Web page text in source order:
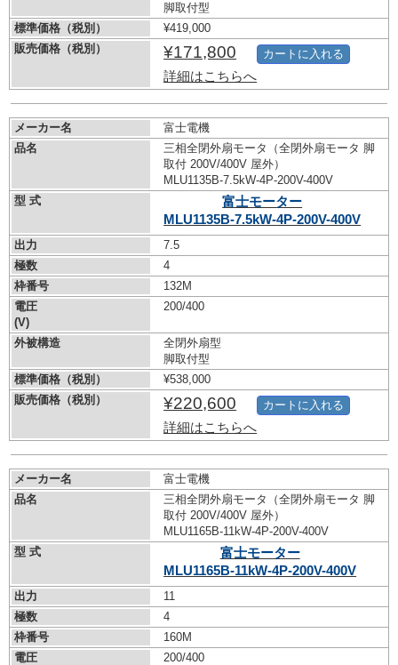
脚取付型
標準価格（税別）
¥419,000
販売価格（税別）
¥171,800
詳細はこちらへ
カートに入れる
メーカー名
富士電機
品名
三相全閉外扇モータ（全閉外扇モータ 脚
取付 200V/400V 屋外）
MLU1135B-7.5kW-4P-200V-400V
型 式
富士モーター
MLU1135B-7.5kW-4P-200V-400V
出力
7.5
極数
4
枠番号
132M
電圧
(V)
200/400
外被構造
全閉外扇型
脚取付型
標準価格（税別）
¥538,000
販売価格（税別）
¥220,600
詳細はこちらへ
カートに入れる
メーカー名
富士電機
品名
三相全閉外扇モータ（全閉外扇モータ 脚
取付 200V/400V 屋外）
MLU1165B-11kW-4P-200V-400V
型 式
富士モーター
MLU1165B-11kW-4P-200V-400V
出力
11
極数
4
枠番号
160M
電圧
200/400